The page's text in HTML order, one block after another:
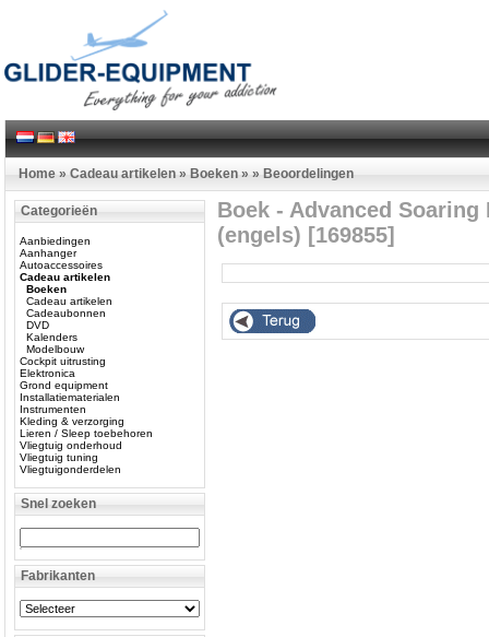
Home » Cadeau artikelen » Boeken » » Beoordelingen
Categorieën
Aanbiedingen
Aanhanger
Autoaccessoires
Cadeau artikelen
Boeken
Cadeau artikelen
Cadeaubonnen
DVD
Kalenders
Modelbouw
Cockpit uitrusting
Elektronica
Grond equipment
Installatiematerialen
Instrumenten
Kleding & verzorging
Lieren / Sleep toebehoren
Vliegtuig onderhoud
Vliegtuig tuning
Vliegtuigonderdelen
Snel zoeken
Fabrikanten
Boek - Advanced Soaring
(engels) [169855]